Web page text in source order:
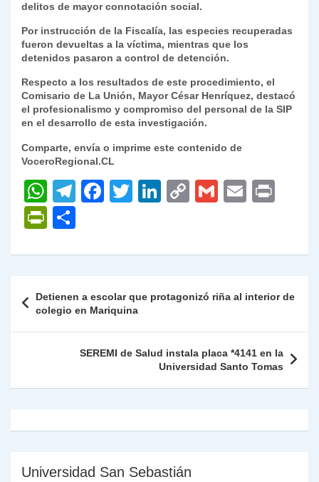
delitos de mayor connotación social.
Por instrucción de la Fiscalía, las especies recuperadas
fueron devueltas a la víctima, mientras que los
detenidos pasaron a control de detención.
Respecto a los resultados de este procedimiento, el
Comisario de La Unión, Mayor César Henríquez, destacó
el profesionalismo y compromiso del personal de la SIP
en el desarrollo de esta investigación.
Comparte, envía o imprime este contenido de
VoceroRegional.CL
W
h
at
s
p
p
T
gr
m
F
e
o
o
k
T
er
Li
e
n
C
y
n
k
G
l
E
l
P
nt
Fr
ie
n
m
ar
tir
de
entradas
Detienen a escolar que protagonizó riña al interior de
colegio en Mariquina
SEREMI de Salud instala placa *4141 en la
Universidad Santo Tomas
Universidad San Sebastián